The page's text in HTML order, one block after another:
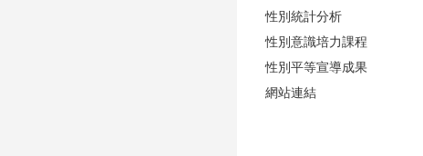
性別統計分析
性別意識培力課程
性別平等宣導成果
網站連結